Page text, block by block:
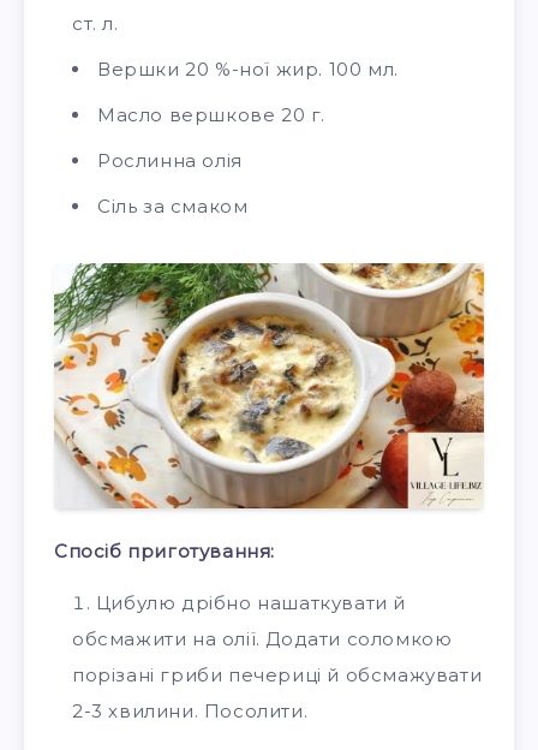
ст. л.
Вершки 20 %-ної жир. 100 мл.
Масло вершкове 20 г.
Рослинна олія
Сіль за смаком
Спосіб приготування:
Цибулю дрібно нашаткувати й
обсмажити на олії. Додати соломкою
порізані гриби печериці й обсмажувати
2-3 хвилини. Посолити.